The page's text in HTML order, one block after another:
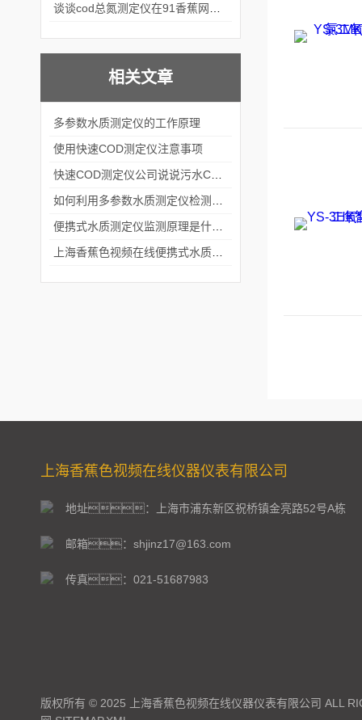
相关文章
多参数水质测定仪的工作原理
使用快速COD测定仪注意事项
上海香蕉色视频在线仪器仪表有限公司
地址：上海市浦东新区祝桥镇金亮路52号A栋
邮箱：shjinz17@163.com
传真：021-51687983
版权所有 © 2025 上海香蕉色视频在线仪器仪表有限公司 ALL